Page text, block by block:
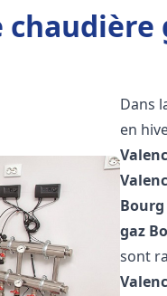
chaudière
Dans
en
Bourg
gaz
sont